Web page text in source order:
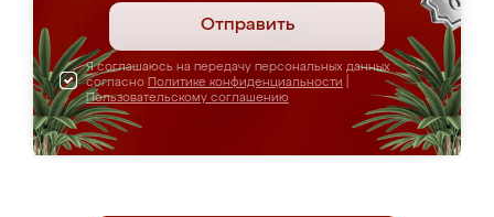
Отправить
Я соглашаюсь на передачу персональных данных
согласно Политике конфиденциальности
Пользовательскому соглашению